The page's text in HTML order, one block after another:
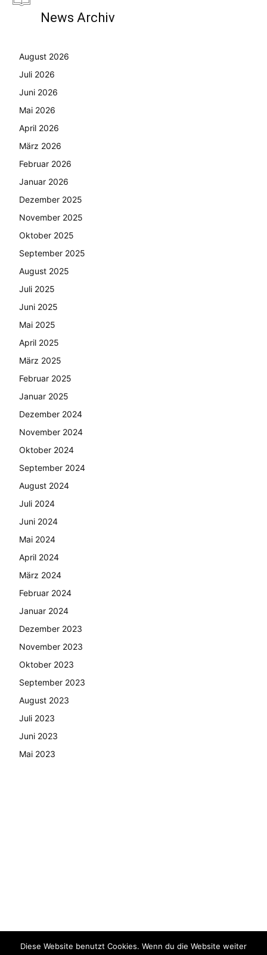
News Archiv
August 2026
Juli 2026
Juni 2026
Mai 2026
April 2026
März 2026
Februar 2026
Januar 2026
Dezember 2025
November 2025
Oktober 2025
September 2025
August 2025
Juli 2025
Juni 2025
Mai 2025
April 2025
März 2025
Februar 2025
Januar 2025
Dezember 2024
November 2024
Oktober 2024
September 2024
August 2024
Juli 2024
Juni 2024
Mai 2024
April 2024
März 2024
Februar 2024
Januar 2024
Dezember 2023
November 2023
Oktober 2023
September 2023
August 2023
Juli 2023
Juni 2023
Mai 2023
Diese Website benutzt Cookies. Wenn du die Website weiter